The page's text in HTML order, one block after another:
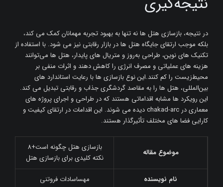
در نتیجه، بازسازی هتل‌ ها نه‌ تنها به بهبود تجربه مهمانان کمک می‌ کند،
بلکه موجب ارتقای جایگاه هتل‌ ها در بازار رقابتی نیز می ‌شود. با استفاده از
تکنیک ‌های نوین، طراحی به‌روز و متریال ‌های پایدار، هتل‌ ها می‌توانند
هزینه ‌های عملیاتی و مصرف انرژی را کاهش دهند و اثرات منفی بر
محیط‌زیست را کم کنند.این نوع بازسازی ‌ها با رعایت استاندارد های
بین‌المللی، هتل ‌ها را به مقاصد گردشگری جذاب و رقابتی تبدیل می ‌کند.
این رویکرد ها مشابه اقداماتی هستند که در طراحی و اجرای پروژه‌ های
معماری در chakad-arc دیده می‌ شوند. این اقدامات در ارتقای کیفیت و
کارایی فضا های مختلف تأثیرگذار هستند.
موضوع مقاله
بازسازی هتل چگونه است+8
نکته کلیدی برای بازسازی هتل
نام نویسنده مهساسادات فروتنی